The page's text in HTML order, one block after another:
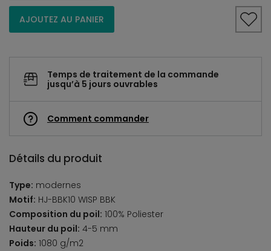
AJOUTEZ AU PANIER
Temps de traitement de la commande
jusqu’à 5 jours ouvrables
Comment commander
Détails du produit
Type: modernes
Motif: HJ-BBK10 WISP BBK
Composition du poil: 100% Poliester
Hauteur du poil: 4-5 mm
Poids: 1080 g/m2